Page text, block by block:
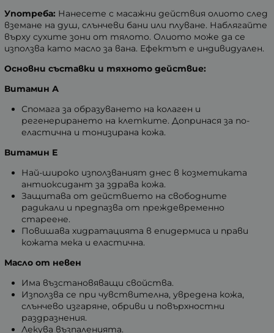
Употреба: Нанесете с масажни действия олиото след
вземане на душ, слънчеви бани или плуване. Наблягайте
върху сухите зони от тялото. Олиото може да се
използва като масло за вана. Ефектът е индивидуален.
Основни съставки и тяхното действие:
Витамин А
Спомага за образуването на колаген и
регенерирането на клетките. Допринася за по-
еластична и тонизирана кожа.
Витамин Е
Най-широко използваният днес в козметиката
антиоксидант за здрава кожа.
Защитава от действието на свободните
радикали и предпазва от преждевременно
стареене.
Повишава хидратацията в епидермиса и прави
кожата мека и еластична.
Масло от невен
Има възстановяващи свойства.
Използва се при чувствителна, увредена кожа,
слънчево изгаряне, обриви и повърхностни
раздразнения.
Лекува възпаленията.